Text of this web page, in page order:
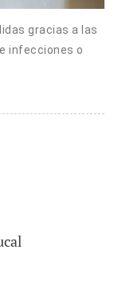
gracias a las
infecciones o